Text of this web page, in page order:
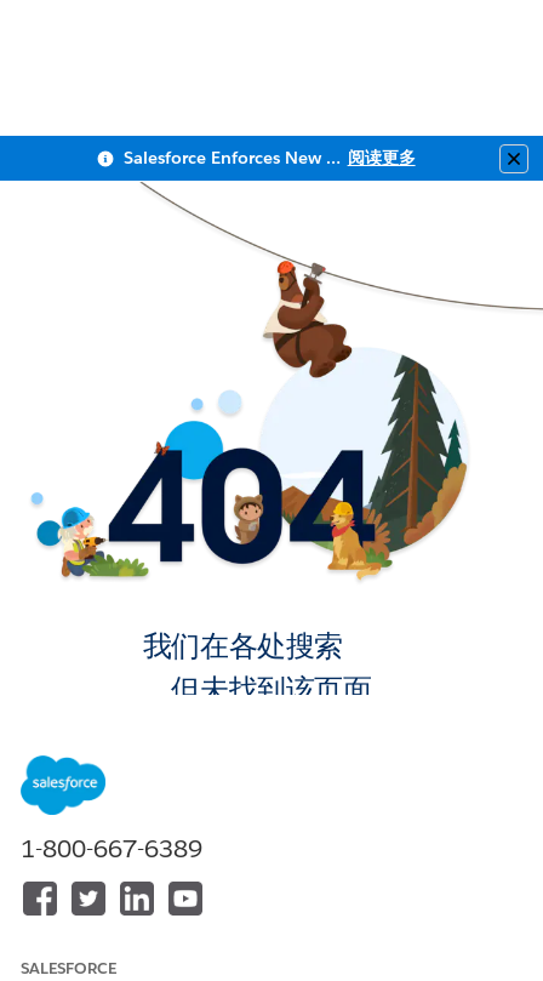
Salesforce Enforces New Security Requirements in Summer 2026 阅读更多
我们在各处搜索
，但未找到该页面。
1-800-667-6389
SALESFORCE